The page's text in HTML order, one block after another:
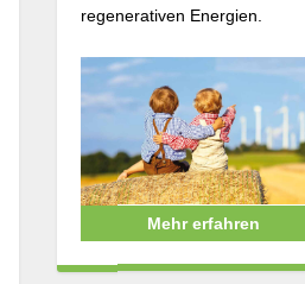
regenerativen Energien.
Mehr erfahren